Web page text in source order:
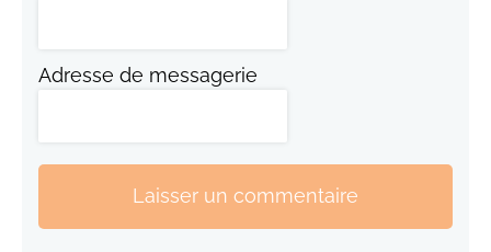
Adresse de messagerie
Laisser un commentaire